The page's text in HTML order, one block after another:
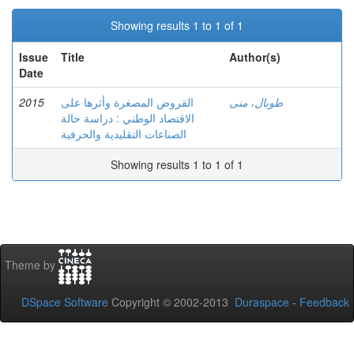
Showing results 1 to 1 of 1
Issue
Date
Title Author(s)
2015
القروض المصغرة وأثرها على
الاقتصاد الوطني : دراسة حالة
الصناعات التقليدية والحرفية
طوبال، منى
Showing results 1 to 1 of 1
Theme by
DSpace Software Copyright © 2002-2013 Duraspace - Feedback